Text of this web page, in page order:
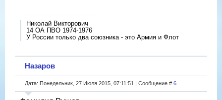
Николай Викторович
14 ОА ПВО 1974-1976
У России только два союзника - это Армия и Флот
Назаров
Дата: Понедельник, 27 Июля 2015, 07:11:51 | Сообщение # 6